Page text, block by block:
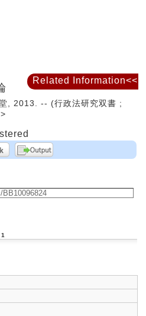
, 2013. -- (行政法研究双書 ;
1
Related Information<<